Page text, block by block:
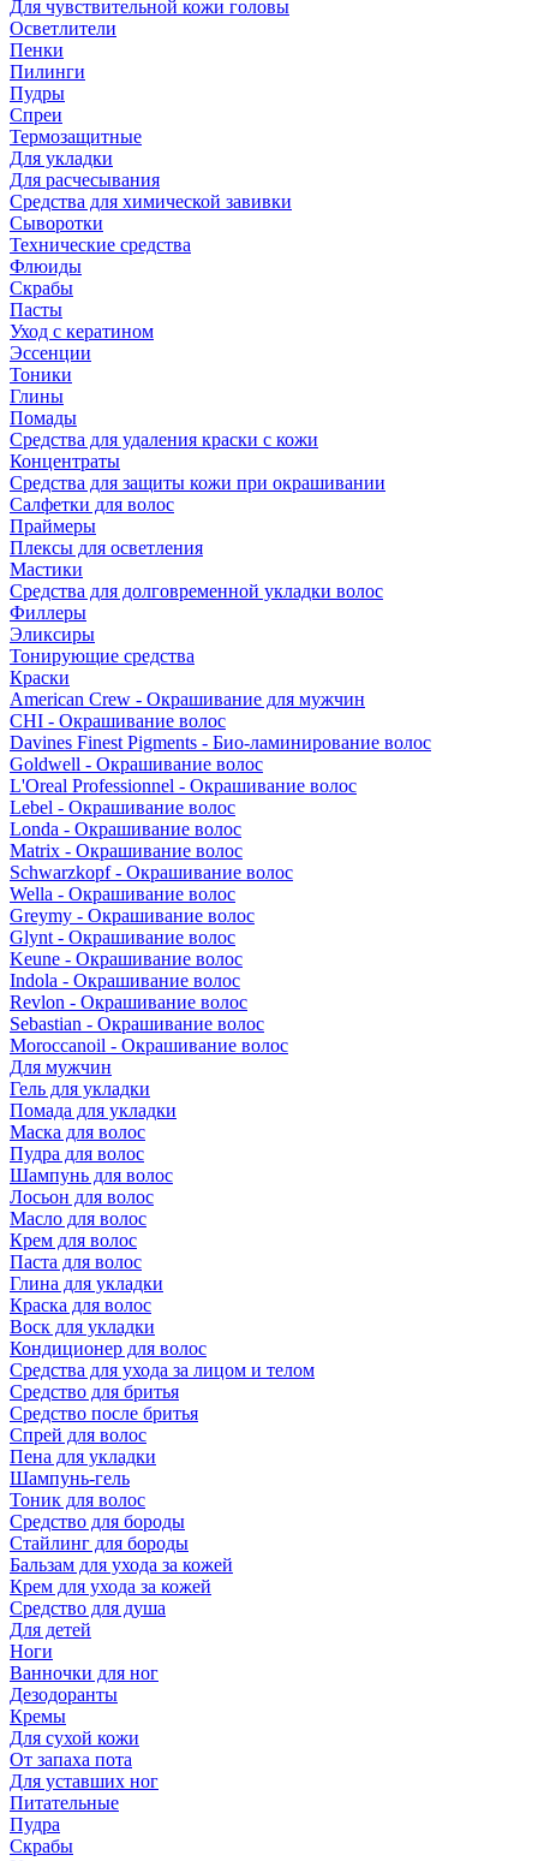
Для чувствительной кожи головы
Осветлители
Пенки
Пилинги
Пудры
Спреи
Термозащитные
Для укладки
Для расчесывания
Средства для химической завивки
Сыворотки
Технические средства
Флюиды
Скрабы
Пасты
Уход с кератином
Эссенции
Тоники
Глины
Помады
Средства для удаления краски с кожи
Концентраты
Средства для защиты кожи при окрашивании
Салфетки для волос
Праймеры
Плексы для осветления
Мастики
Средства для долговременной укладки волос
Филлеры
Эликсиры
Тонирующие средства
Краски
American Crew - Окрашивание для мужчин
CHI - Окрашивание волос
Davines Finest Pigments - Био-ламинирование волос
Goldwell - Окрашивание волос
L'Oreal Professionnel - Окрашивание волос
Lebel - Окрашивание волос
Londa - Окрашивание волос
Matrix - Окрашивание волос
Schwarzkopf - Окрашивание волос
Wella - Окрашивание волос
Greymy - Окрашивание волос
Glynt - Окрашивание волос
Keune - Окрашивание волос
Indola - Окрашивание волос
Revlon - Окрашивание волос
Sebastian - Окрашивание волос
Moroccanoil - Окрашивание волос
Для мужчин
Гель для укладки
Помада для укладки
Маска для волос
Пудра для волос
Шампунь для волос
Лосьон для волос
Масло для волос
Крем для волос
Паста для волос
Глина для укладки
Краска для волос
Воск для укладки
Кондиционер для волос
Средства для ухода за лицом и телом
Средство для бритья
Средство после бритья
Спрей для волос
Пена для укладки
Шампунь-гель
Тоник для волос
Средство для бороды
Стайлинг для бороды
Бальзам для ухода за кожей
Крем для ухода за кожей
Средство для душа
Для детей
Ноги
Ванночки для ног
Дезодоранты
Кремы
Для сухой кожи
От запаха пота
Для уставших ног
Питательные
Пудра
Скрабы